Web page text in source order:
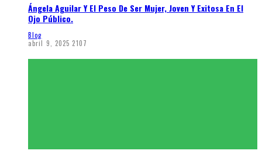
Ángela Aguilar Y El Peso De Ser Mujer, Joven Y Exitosa En El
Ojo Público.
Blog
abril 9, 2025 2107